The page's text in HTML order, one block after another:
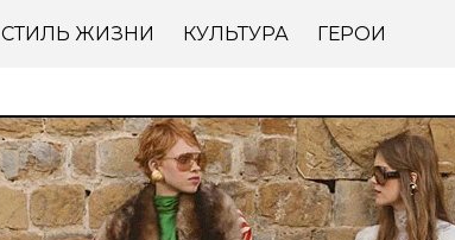
СТИЛЬ ЖИЗНИ КУЛЬТУРА ГЕРОИ